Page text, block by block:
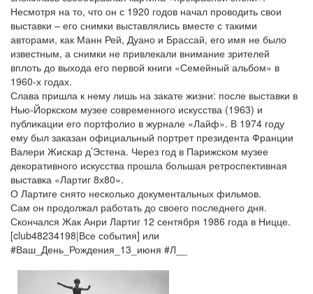
Несмотря на то, что он с 1920 годов начал проводить свои
выставки – его снимки выставлялись вместе с такими
авторами, как Манн Рей, Дуано и Брассай, его имя не было
известным, а снимки не привлекали внимание зрителей
вплоть до выхода его первой книги «Семейный альбом» в
1960-х годах.
Слава пришла к нему лишь на закате жизни: после выставки в
Нью-Йоркском музее современного искусства (1963) и
публикации его портфолио в журнале «Лайф». В 1974 году
ему был заказан официальный портрет президента Франции
Валери Жискар д’Эстена. Через год в Парижском музее
декоративного искусства прошла большая ретроспективная
выставка «Лартиг 8х80».
О Лартиге снято несколько документальных фильмов.
Сам он продолжал работать до своего последнего дня.
Скончался Жак Анри Лартиг 12 сентября 1986 года в Ницце.
[club48234198|Все события] или
#Ваш_День_Рождения_13_июня #Л__